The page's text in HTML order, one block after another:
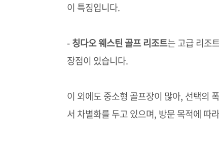
이 특징입니다.
-칭다오 웨스틴 골프 리조트는 고급 리조
장점이 있습니다.
이 외에도 중소형 골프장이 많아, 선택의
서 차별화를 두고 있으며, 방문 목적에 따